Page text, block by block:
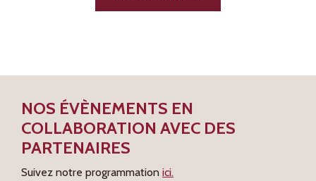
NOS ÉVÈNEMENTS EN
COLLABORATION AVEC DES
PARTENAIRES
Suivez notre programmation ici.